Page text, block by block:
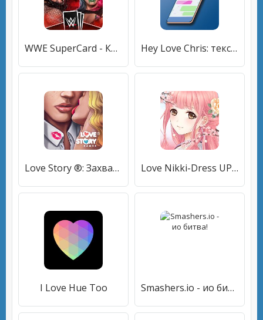
WWE SuperCard - Коллекционная Карточная Игра Hey Love Chris: текстовая история
Love Story ®: Захватывающие любовные истории Love Nikki-Dress UP Queen
I Love Hue Too Smashers.io - ио битва!